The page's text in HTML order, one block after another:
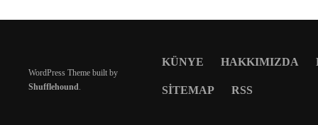
WordPress Theme built by
Shufflehound.
KÜNYE HAKKIMIZDA
SITEMAP RSS